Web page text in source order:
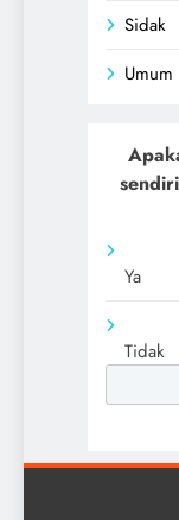
Sidak
Umum
Ya
Tidak